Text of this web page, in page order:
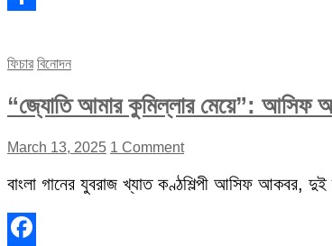
ফিচার বিনোদন
“জ্যোতি আমার কুমিল্লার মেয়ে”: আসিফ
March 13, 2025 1 Comment
বাংলা গানের যুবরাজ খ্যাত কণ্ঠশিল্পী আসিফ আকবর, দুই